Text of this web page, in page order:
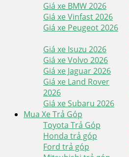
Giá xe BMW 2026
Giá xe Vinfast 2026
Giá xe Peugeot 2026
Giá xe Isuzu 2026
Giá xe Volvo 2026
Giá xe Jaguar 2026
Giá xe Land Rover
2026
Giá xe Subaru 2026
Mua Xe Trả Góp
Toyota Trả Góp
Honda trả góp
Ford trả góp